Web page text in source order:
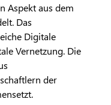
Aspekt aus dem
Das
Digitale
Vernetzung. Die
der